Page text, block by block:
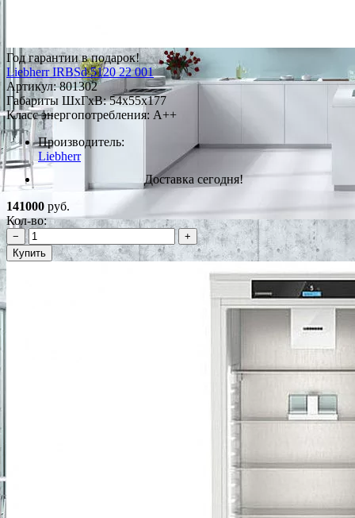
Год гарантии в подарок!
Liebherr IRBSd 5120 22 001
Артикул:801302
Габариты ШxГxВ: 54x55x177
Класс энергопотребления: A++
Производитель:
Liebherr
Доставка сегодня!
141000 руб.
Кол-во:
−
+
Купить